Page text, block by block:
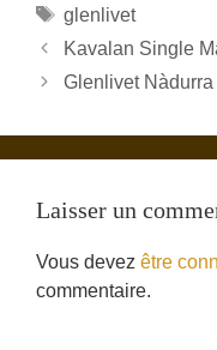
Étiquettes
glenlivet
Kavalan Single
Glenlivet Nàdurra
Laisser un
Vous devez être
commentaire.